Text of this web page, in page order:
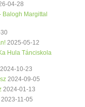
04-28
Balogh Margittal
2025-05-12
Hula Tánciskola
2024-10-23
2024-09-05
2024-01-13
2023-11-05